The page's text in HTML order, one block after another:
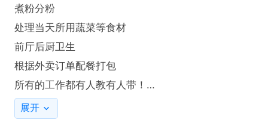
煮粉分粉
处理当天所用蔬菜等食材
前厅后厨卫生
根据外卖订单配餐打包
所有的工作都有人教有人带！
任职要求
展开